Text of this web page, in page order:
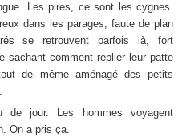
Les pires, ce sont les cygnes.
dans les parages, faute de plan
se retrouvent parfois là, fort
sachant comment replier leur patte
de même aménagé des petits
jour. Les hommes voyagent
On a pris ça.